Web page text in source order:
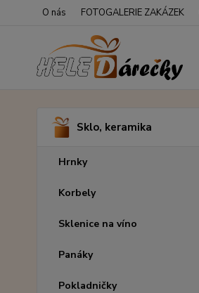
O nás FOTOGALERIE ZAKÁZEK
Sklo, keramika
Hrnky
Korbely
Sklenice na víno
Panáky
Pokladničky